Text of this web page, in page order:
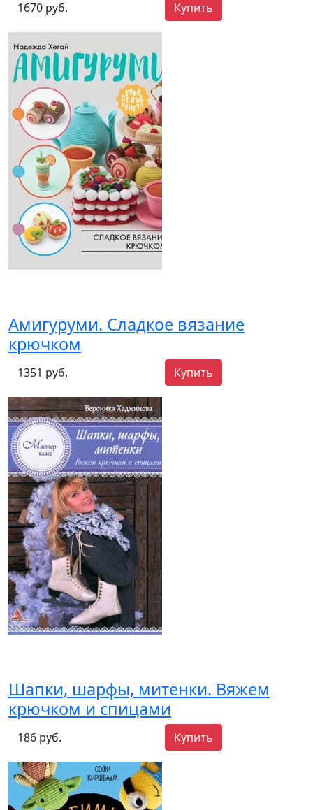
1670 руб. Купить
Амигуруми. Сладкое вязание
крючком
1351 руб. Купить
Шапки, шарфы, митенки. Вяжем
крючком и спицами
186 руб. Купить